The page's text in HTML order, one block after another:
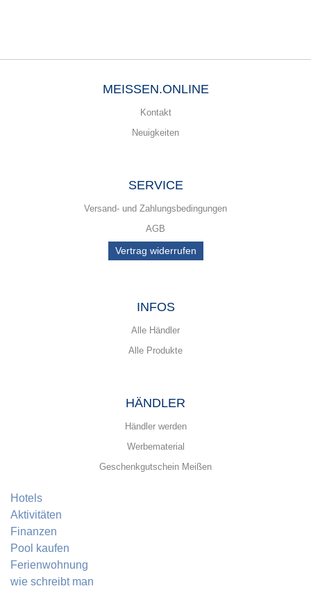
MEISSEN.ONLINE
Kontakt
Neuigkeiten
SERVICE
Versand- und Zahlungsbedingungen
AGB
Vertrag widerrufen
INFOS
Alle Händler
Alle Produkte
HÄNDLER
Händler werden
Werbematerial
Geschenkgutschein Meißen
Hotels
Aktivitäten
Finanzen
Pool kaufen
Ferienwohnung
wie schreibt man